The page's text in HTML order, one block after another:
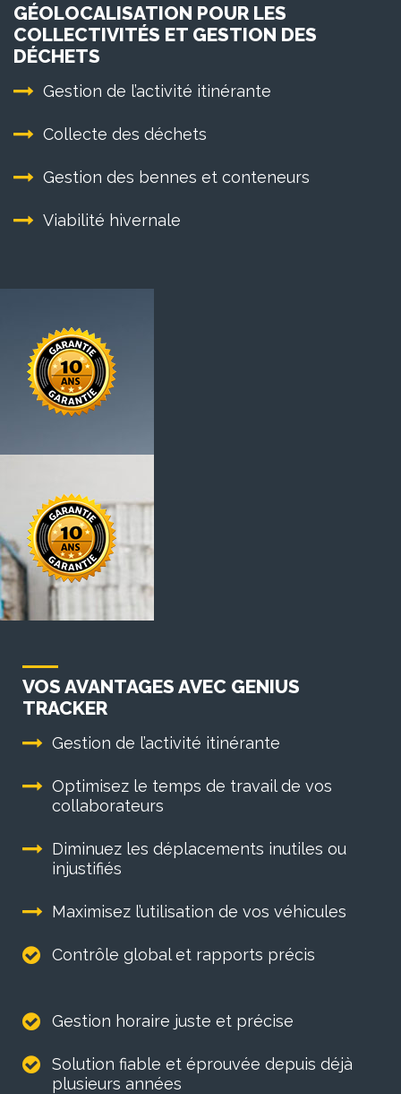
GÉOLOCALISATION POUR LES
COLLECTIVITÉS ET GESTION DES
DÉCHETS
Gestion de l’activité itinérante
Collecte des déchets
Gestion des bennes et conteneurs
Viabilité hivernale
VOS AVANTAGES AVEC GENIUS
TRACKER
Gestion de l’activité itinérante
Optimisez le temps de travail de vos
collaborateurs
Diminuez les déplacements inutiles ou
injustifiés
Maximisez l’utilisation de vos véhicules
Contrôle global et rapports précis
Gestion horaire juste et précise
Solution fiable et éprouvée depuis déjà
plusieurs années